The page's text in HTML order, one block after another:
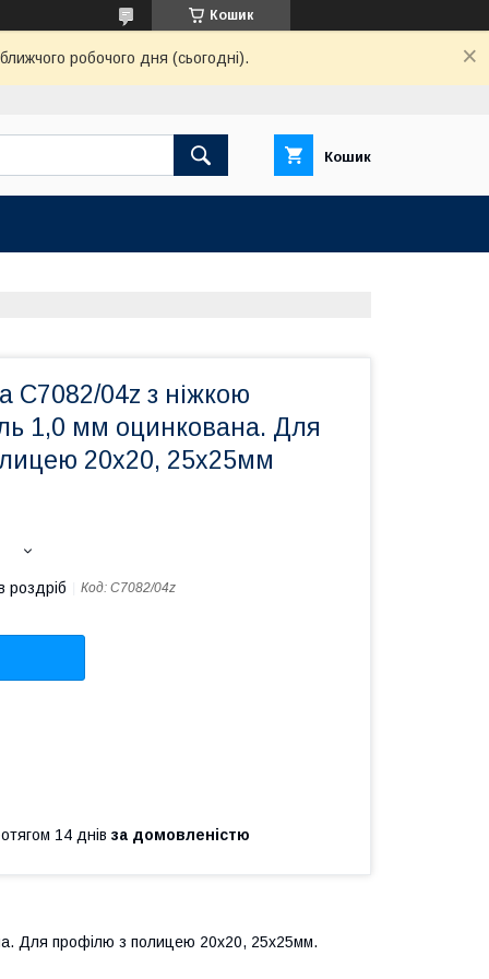
Кошик
робочого дня (сьогодні).
Кошик
С7082/04z з ніжкою
1,0 мм оцинкована. Для
20х20, 25х25мм
роздріб Код: C7082/04z
14 днів за домовленістю
Для профілю з полицею 20х20, 25х25мм.